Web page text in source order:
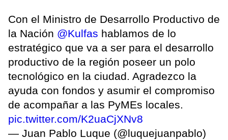
Con el Ministro de Desarrollo Productivo de
la Nación @Kulfas hablamos de lo
estratégico que va a ser para el desarrollo
productivo de la región poseer un polo
tecnológico en la ciudad. Agradezco la
ayuda con fondos y asumir el compromiso
de acompañar a las PyMEs locales.
pic.twitter.com/K2uaCjXNv8
— Juan Pablo Luque (@luquejuanpablo)